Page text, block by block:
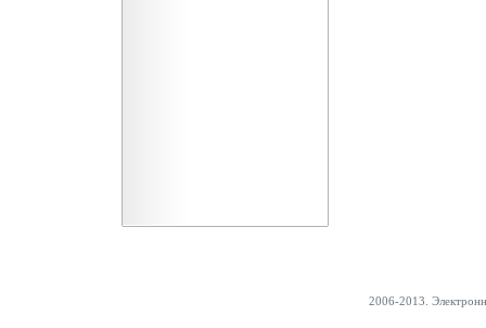
2006-2013.